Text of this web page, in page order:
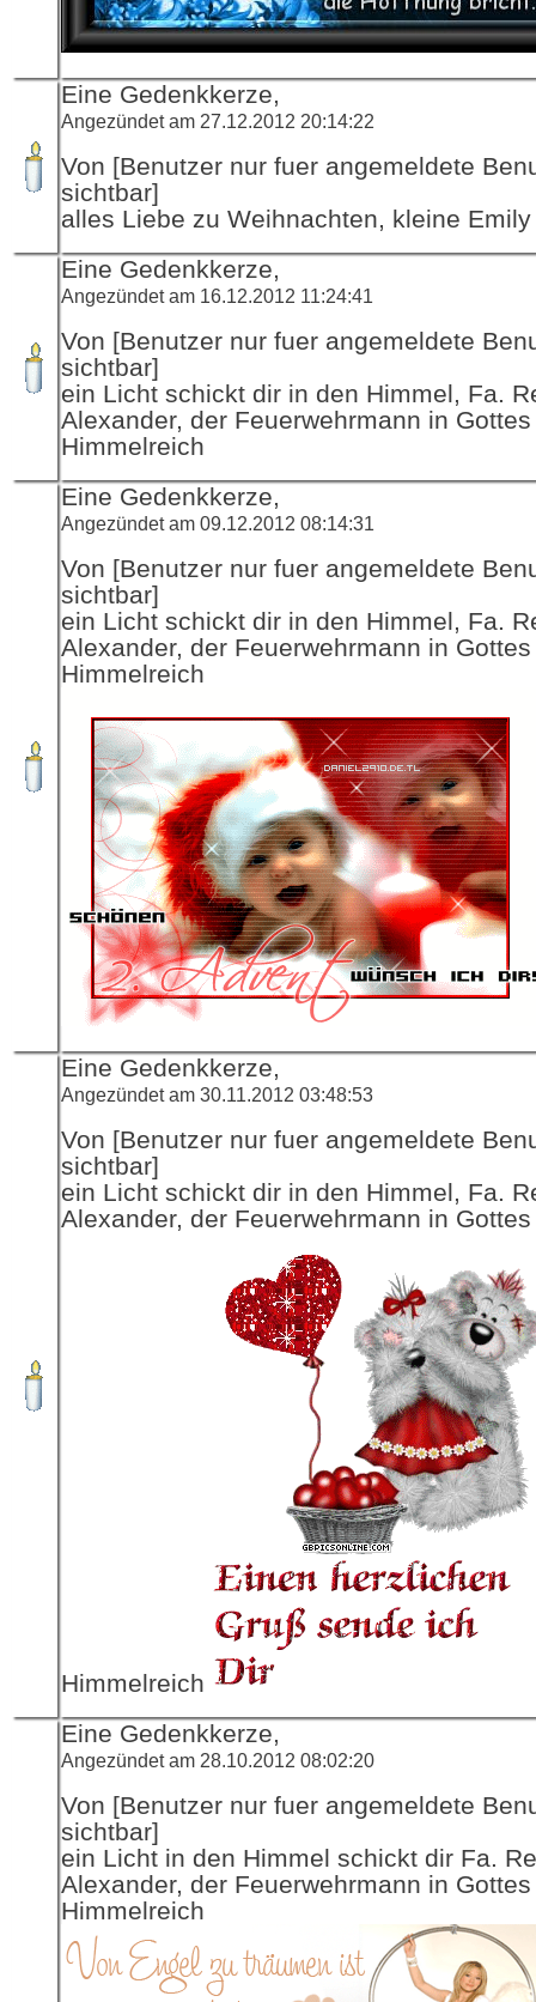
Eine Gedenkkerze,
Angezündet am 27.12.2012 20:14:22
Von [Benutzer nur fuer angemeldete
sichtbar]
alles Liebe zu Weihnachten, kleine Emily
Eine Gedenkkerze,
Angezündet am 16.12.2012 11:24:41
Von [Benutzer nur fuer angemeldete
sichtbar]
ein Licht schickt dir in den Himmel, Fa.
Alexander, der Feuerwehrmann in Gottes
Himmelreich
Eine Gedenkkerze,
Angezündet am 09.12.2012 08:14:31
Von [Benutzer nur fuer angemeldete
sichtbar]
ein Licht schickt dir in den Himmel, Fa.
Alexander, der Feuerwehrmann in Gottes
Himmelreich
Eine Gedenkkerze,
Angezündet am 30.11.2012 03:48:53
Von [Benutzer nur fuer angemeldete
sichtbar]
ein Licht schickt dir in den Himmel, Fa.
Alexander, der Feuerwehrmann in Gottes
Himmelreich
Eine Gedenkkerze,
Angezündet am 28.10.2012 08:02:20
Von [Benutzer nur fuer angemeldete
sichtbar]
ein Licht in den Himmel schickt dir Fa.
Alexander, der Feuerwehrmann in Gottes
Himmelreich